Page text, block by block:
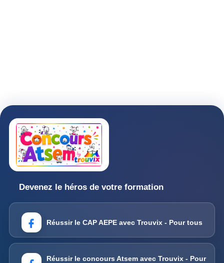
Devenez le héros de votre formation
Réussir le CAP AEPE avec Trouvix - Pour tous
Réussir le concours Atsem avec Trouvix - Pour